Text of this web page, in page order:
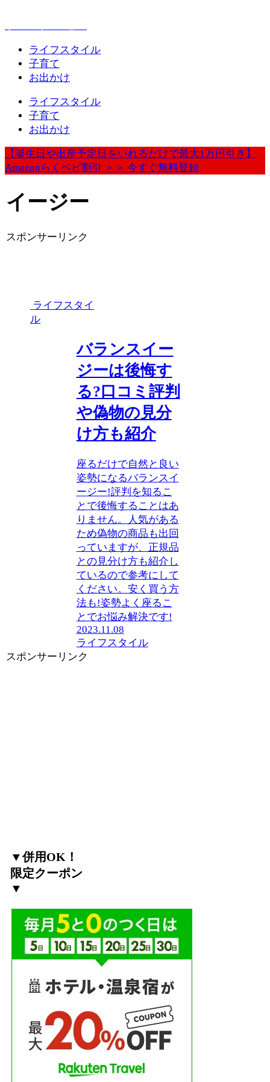
ライフスタイル
子育て
お出かけ
ライフスタイル
子育て
お出かけ
【誕生日や出産予定日をいれるだけで最大1万円引き】
Amazonらくベビ割引 ＞＞ 今すぐ無料登録
イージー
スポンサーリンク
ライフスタイ
ル
バランスイー
ジーは後悔す
る?口コミ評判
や偽物の見分
け方も紹介
座るだけで自然と良い
姿勢になるバランスイ
ージー!評判を知るこ
とで後悔することはあ
りません。人気がある
ため偽物の商品も出回
っていますが、正規品
との見分け方も紹介し
ているので参考にして
ください。安く買う方
法も!姿勢よく座るこ
とでお悩み解決です!
2023.11.08
ライフスタイル
スポンサーリンク
▼併用OK！
限定クーポン
▼